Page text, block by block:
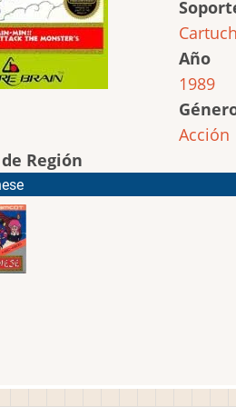
Año
1989
Acción
Región